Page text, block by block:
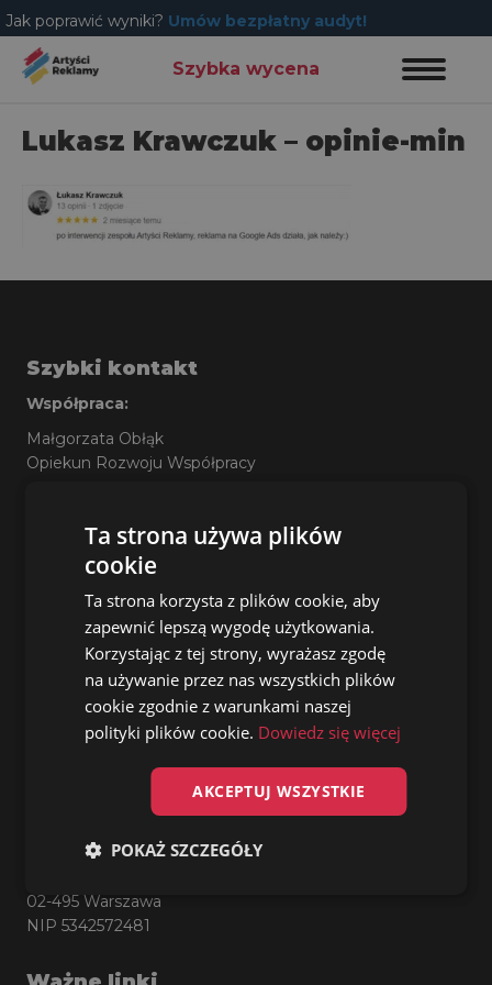
Jak poprawić wyniki? Umów bezpłatny audyt!
Szybka wycena
Lukasz Krawczuk – opinie-min
Szybki kontakt
Współpraca:
Małgorzata Obłąk
Opiekun Rozwoju Współpracy
+48 660 806 602
Patryk Janusz
+48 503 923 710
biuro@artyscireklamy.pl
Artyści Reklamy Sp. z o.o.
02-495 Warszawa
NIP 5342572481
Ta strona używa plików
cookie
Ta strona korzysta z plików cookie, aby
zapewnić lepszą wygodę użytkowania.
Korzystając z tej strony, wyrażasz zgodę
na używanie przez nas wszystkich plików
cookie zgodnie z warunkami naszej
polityki plików cookie. Dowiedz się więcej
AKCEPTUJ WSZYSTKIE
POKAŻ SZCZEGÓŁY